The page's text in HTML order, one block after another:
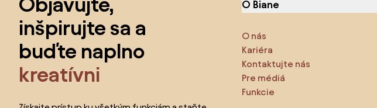
inšpirujte sa a
buďte naplno
kreatívni
O Biane
O nás
Kariéra
Kontaktujte nás
Pre médiá
Funkcie